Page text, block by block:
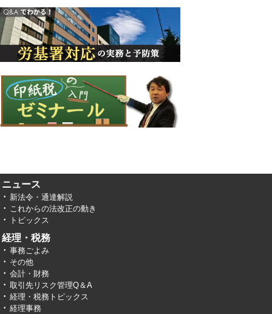
ニュース
新法令・通達解説
これからの法改正の動き
トピックス
経理・税務
事務ごよみ
その他
会計・財務
取引先リスク管理Q＆A
経理・税務トピックス
経理事務